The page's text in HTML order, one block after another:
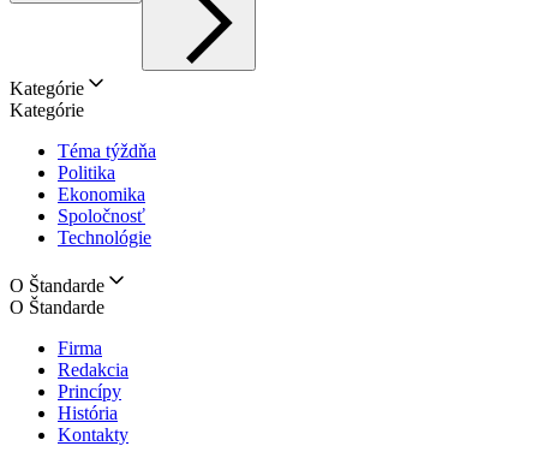
Kategórie
Kategórie
Téma týždňa
Politika
Ekonomika
Spoločnosť
Technológie
O Štandarde
O Štandarde
Firma
Redakcia
Princípy
História
Kontakty